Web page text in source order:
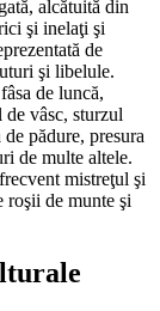
alcătuită din
şi inelaţi şi
de
şi libelule.
de luncă,
vâsc, sturzul
pădure, presura
de multe altele.
mistreţul şi
roşii de munte şi